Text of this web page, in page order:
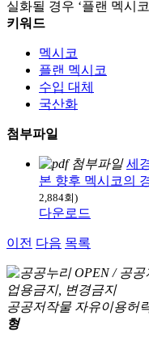
실화될 경우 ‘플랜 멕시
키워드
멕시코
플랜 멕시코
수입 대체
국산화
첨부파일
세
본 향후 멕시코의
2,884회)
다운로드
이전 다음 목록
공공저작물 자유이용허
형